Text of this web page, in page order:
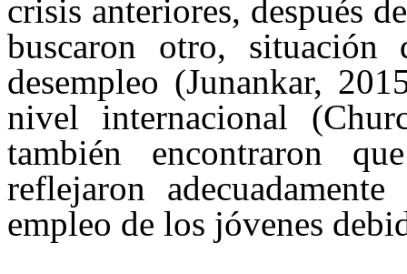
crisis anteriores, después
buscaron otro,
desempleo (Junankar,
nivel internacional
también encontraron
reflejaron
empleo de los jóvenes